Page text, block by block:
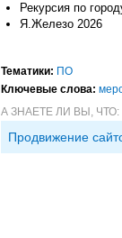
Рекурсия по
Я.Железо 2026
Тематики: ПО
Ключевые слова:
А ЗНАЕТЕ ЛИ ВЫ, ЧТО:
Продвижение